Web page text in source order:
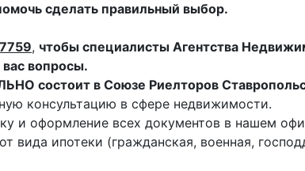
сделать правильный выбор.
, чтобы специалисты Агентства
вопросы.
состоит в Союзе Риелторов
консультацию в сфере недвижимости.
и оформление всех документов в нашем
вида ипотеки (гражданская, военная,